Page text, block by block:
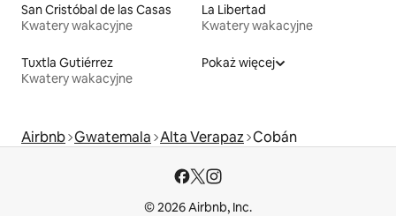
San Cristóbal de las Casas
Kwatery wakacyjne
La Libertad
Kwatery wakacyjne
Tuxtla Gutiérrez
Kwatery wakacyjne
Pokaż więcej
Airbnb Gwatemala Alta Verapaz Cobán
© 2026 Airbnb, Inc.